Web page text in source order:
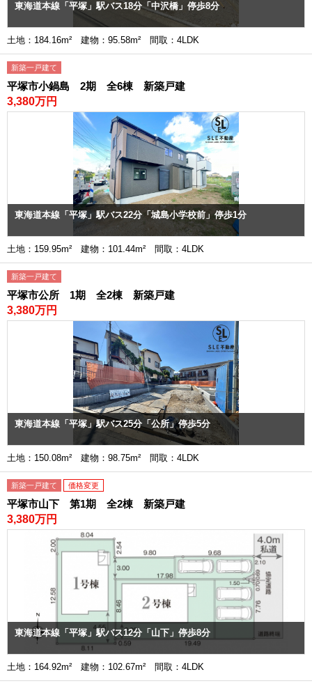
東海道本線「平塚」駅バス18分「中沢橋」停歩8分
土地：184.16m² 建物：95.58m² 間取：4LDK
新築一戸建て
平塚市小鍋島 2期 全6棟 新築戸建
3,380万円
東海道本線「平塚」駅バス22分「城島小学校前」停歩1分
土地：159.95m² 建物：101.44m² 間取：4LDK
新築一戸建て
平塚市公所 1期 全2棟 新築戸建
3,380万円
東海道本線「平塚」駅バス25分「公所」停歩5分
土地：150.08m² 建物：98.75m² 間取：4LDK
新築一戸建て 価格変更
平塚市山下 第1期 全2棟 新築戸建
3,380万円
東海道本線「平塚」駅バス12分「山下」停歩8分
土地：164.92m² 建物：102.67m² 間取：4LDK